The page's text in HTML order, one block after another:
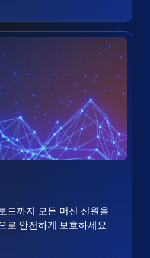
드까지 모든 머신 신원을
로 안전하게 보호하세요.